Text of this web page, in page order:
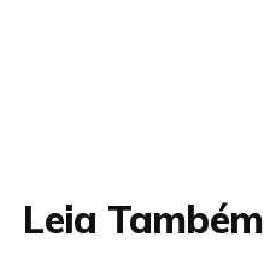
Leia Também